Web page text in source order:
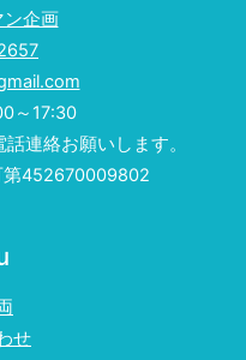
企画
～17:30
連絡お願いします。
第452670009802
せ